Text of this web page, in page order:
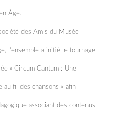
Âge.
des Amis du Musée
l’ensemble a initié le tournage
« Circum Cantum : Une
fil des chansons » afin
associant des contenus